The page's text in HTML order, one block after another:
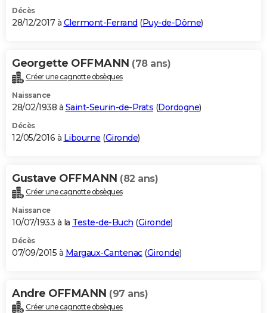
Décès
28/12/2017 à Clermont-Ferrand (Puy-de-Dôme)
Georgette OFFMANN (78 ans)
Créer une cagnotte obsèques
Naissance
28/02/1938 à Saint-Seurin-de-Prats (Dordogne)
Décès
12/05/2016 à Libourne (Gironde)
Gustave OFFMANN (82 ans)
Créer une cagnotte obsèques
Naissance
10/07/1933 à la Teste-de-Buch (Gironde)
Décès
07/09/2015 à Margaux-Cantenac(Gironde)
Andre OFFMANN (97 ans)
Créer une cagnotte obsèques